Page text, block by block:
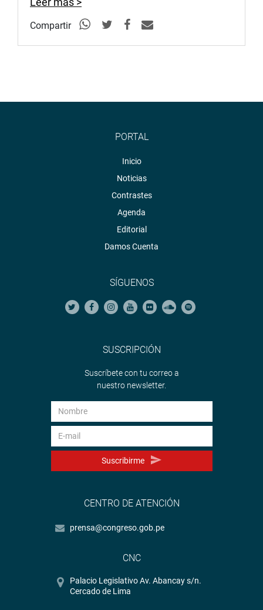
Compartir
PORTAL
Inicio
Noticias
Contrastes
Agenda
Editorial
Damos Cuenta
SÍGUENOS
SUSCRIPCIÓN
Suscríbete con tu correo a
nuestro newsletter.
Suscribirme
CENTRO DE ATENCIÓN
prensa@congreso.gob.pe
CNC
Palacio Legislativo Av. Abancay s/n.
Cercado de Lima